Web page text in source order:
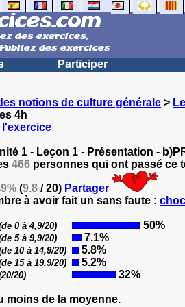
Participer
notions de culture générale >
4h
l'exercice
1 - Leçon 1 - Présentation -
466 personnes qui ont passé ce
(9.8 / 20) Partager
à avoir fait un sans faute :
0 à 4,9/20) 50%
5 à 9,9/20) 7.1%
10 à 14,9/20) 5.8%
15 à 19,9/20) 5.2%
20) 32%
moins de la moyenne.